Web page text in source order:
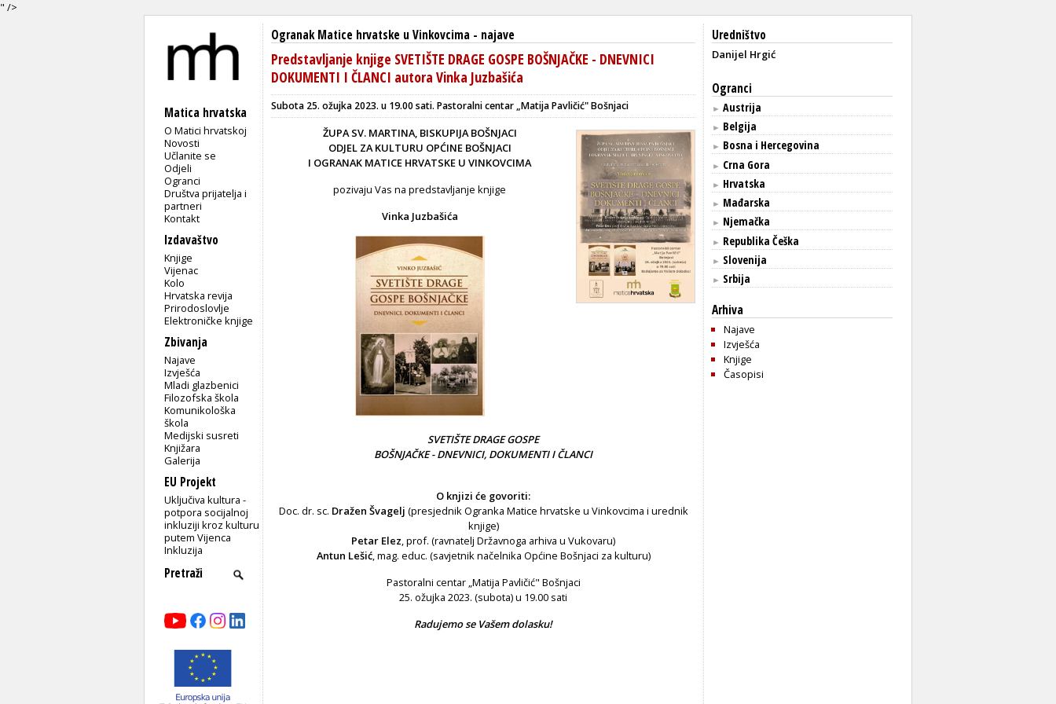
" />
Matica hrvatska
O Matici hrvatskoj
Novosti
Učlanite se
Odjeli
Ogranci
Društva prijatelja i
partneri
Kontakt
Izdavaštvo
Knjige
Vijenac
Kolo
Hrvatska revija
Prirodoslovlje
Elektroničke knjige
Zbivanja
Najave
Izvješća
Mladi glazbenici
Filozofska škola
Komunikološka
škola
Medijski susreti
Knjižara
Galerija
EU Projekt
Uključiva kultura -
potpora socijalnoj
inkluziji kroz kulturu
putem Vijenca
Inkluzija
Ogranak Matice hrvatske u Vinkovcima - najave
Predstavljanje knjige SVETIŠTE DRAGE GOSPE BOŠNJAČKE - DNEVNICI
DOKUMENTI I ČLANCI autora Vinka Juzbašića
Subota 25. ožujka 2023. u 19.00 sati. Pastoralni centar „Matija Pavličić" Bošnjaci
ŽUPA SV. MARTINA, BISKUPIJA BOŠNJACI
ODJEL ZA KULTURU OPĆINE BOŠNJACI
I OGRANAK MATICE HRVATSKE U VINKOVCIMA
pozivaju Vas na predstavljanje knjige
Vinka Juzbašića
SVETIŠTE DRAGE GOSPE
BOŠNJAČKE - DNEVNICI, DOKUMENTI I ČLANCI
O knjizi će govoriti:
Doc. dr. sc. Dražen Švagelj (presjednik Ogranka Matice hrvatske u Vinkovcima i urednik
knjige)
Petar Elez, prof. (ravnatelj Državnoga arhiva u Vukovaru)
Antun Lešić, mag. educ. (savjetnik načelnika Općine Bošnjaci za kulturu)
Pastoralni centar „Matija Pavličić" Bošnjaci
25. ožujka 2023. (subota) u 19.00 sati
Radujemo se Vašem dolasku!
Uredništvo
Danijel Hrgić
Ogranci
► Austrija
► Belgija
► Bosna i Hercegovina
► Crna Gora
► Hrvatska
► Mađarska
► Njemačka
► Republika Češka
► Slovenija
► Srbija
Arhiva
Najave
Izvješća
Knjige
Časopisi